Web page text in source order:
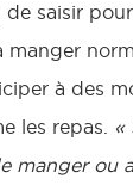
de saisir
à des
les repas.
«
manger ou